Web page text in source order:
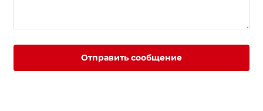
Отправить сообщение